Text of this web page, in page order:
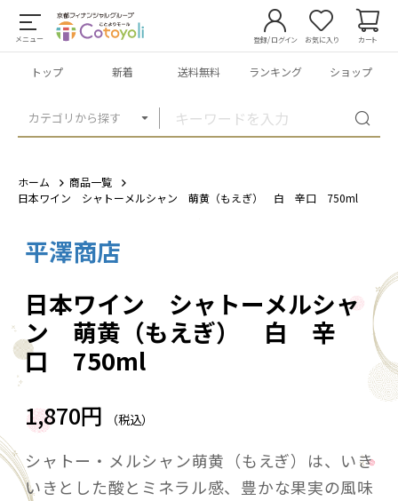
メニュー
カテゴリから探す
登録/ログイン お気に入り カート
トップ 新着 送料無料 ランキング ショップ
ホーム
商品一覧
日本ワイン シャトーメルシャン 萌黄（もえぎ） 白 辛口 750ml
平澤商店
日本ワイン シャトーメルシャ
ン 萌黄（もえぎ） 白 辛
口 750ml
1,870円 （税込）
シャトー・メルシャン萌黄（もえぎ）は、いき
いきとした酸とミネラル感、豊かな果実の風味